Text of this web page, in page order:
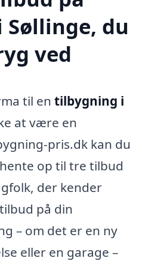
du
ved
til en tilbygning i
at være en
pris.dk kan du
op til tre tilbud
der kender
på din
– om det er en ny
eller en garage –